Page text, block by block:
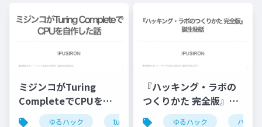
ミジンコがTuring
CompleteでCPUを自
作した話ゆるハック turing complete
『ハッキング・ラボの
つくりかた 完全版』誕
生秘話 ゆるハック ハッキ